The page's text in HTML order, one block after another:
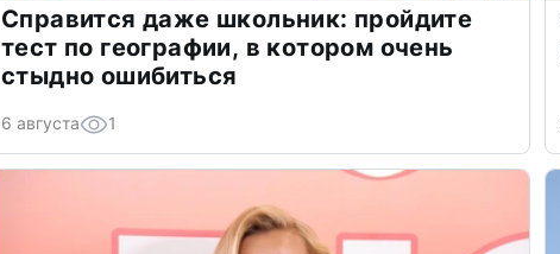
Справится даже школьник: пройдите
тест по географии, в котором очень
стыдно ошибиться
6 августа 1